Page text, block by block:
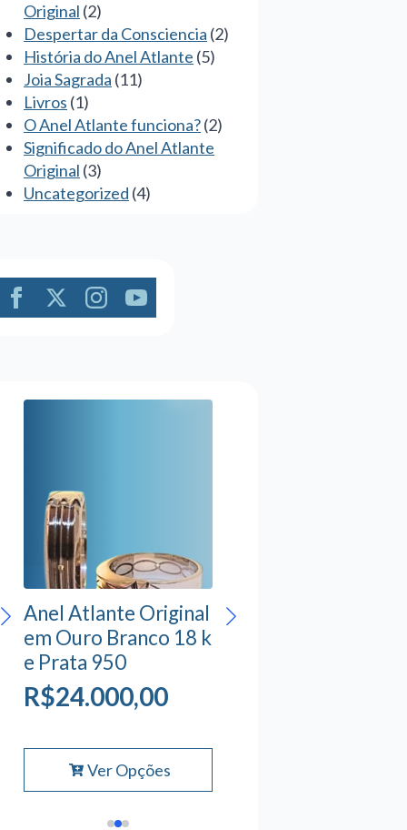
Original (2)
Despertar da Consciencia (2)
História do Anel Atlante (5)
Joia Sagrada (11)
Livros (1)
O Anel Atlante funciona?(2)
Significado do Anel Atlante
Original (3)
Uncategorized (4)
Anel Atlante Original
em Ouro Branco 18 k
e Prata 950
R$24.000,00
Ver Opções
produto
R$15.000,00